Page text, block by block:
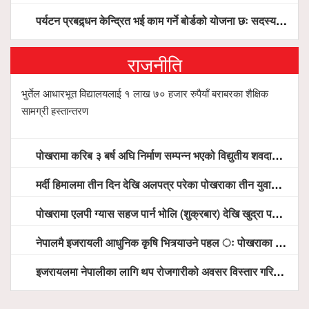
पर्यटन प्रबद्र्धन केन्द्रित भई काम गर्ने बोर्डको योजना छः सदस्य पोखरेल, चलिय पोखरालाई थप प्रभावकारी बनाउन होटल संघको माग
राजनीति
भुर्तेल आधारभूत विद्यालयलाई १ लाख ७० हजार रुपैयाँ बराबरका शैक्षिक
सामग्री हस्तान्तरण
पोखरामा करिब ३ बर्ष अघि निर्माण सम्पन्न भएको विद्युतीय शवदाह गृह अझै संचालनमा आउन सकेन, तत्काल संचालन गर्न स्थानियको माग
मर्दी हिमालमा तीन दिन देखि अलपत्र परेका पोखराका तीन युवाको सशस्त्र प्रहरी सहितको टोलीको साहसिक उद्धार
पोखरामा एलपी ग्यास सहज पार्न भोलि (शुक्रबार) देखि खुद्रा पसलबाटै बिक्रि वितरण हुने, स्टोर नगर्न आग्रह
नेपालमै इजरायली आधुनिक कृषि भित्र्याउने पहल ः पोखराका मेयर धनराज आचार्य र इजरायली राजदूतबीच सहकार्य विस्तारको संकेत
इजरायलमा नेपालीका लागि थप रोजगारीको अवसर विस्तार गरिने ः राजदूत बास